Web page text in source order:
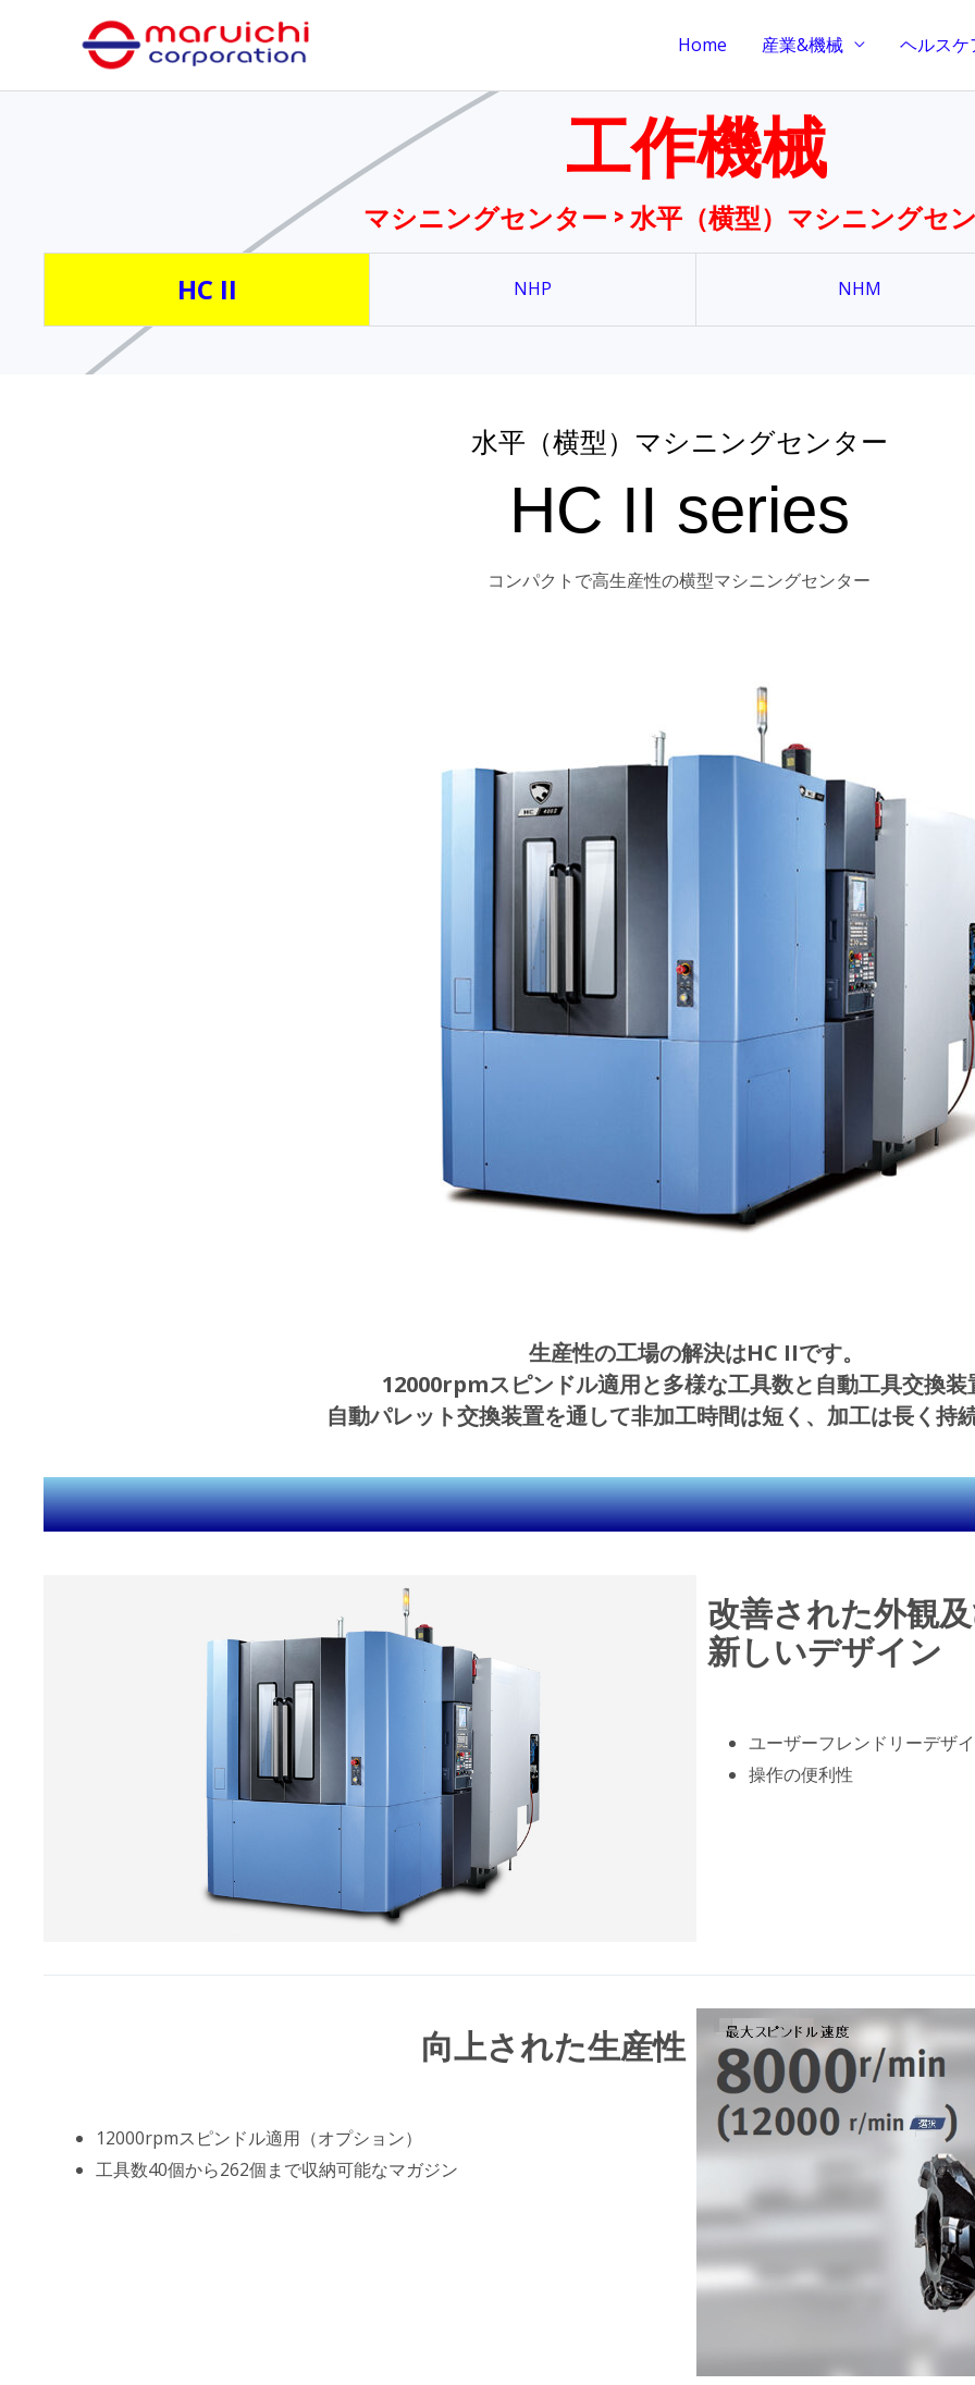
Home 産業&機械 ヘルスケ
工作機械
マシニングセンター > 水平（横型）マシニングセ
HC II NHP NHM
水平（横型）マシニングセンター
HC II series
コンパクトで高生産性の横型マシニングセンター
生産性の工場の解決はHC IIです。
12000rpmスピンドル適用と多様な工具数と自動工具交換装
自動パレット交換装置を通して非加工時間は短く、加工は長く持
改善された外観
新しいデザイン
ユーザーフレンドリーデザ
操作の便利性
向上された生産性
12000rpmスピンドル適用（オプション）
工具数40個から262個まで収納可能なマガジン